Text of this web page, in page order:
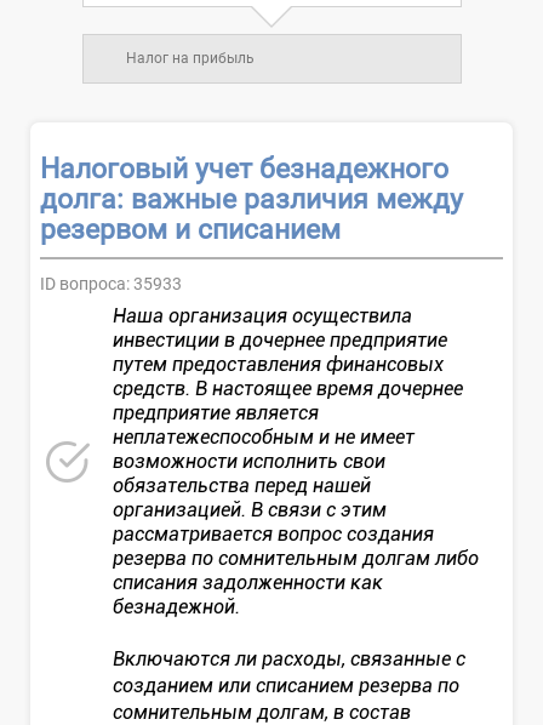
Налог на прибыль
Налоговый учет безнадежного
долга: важные различия между
резервом и списанием
ID вопроса:35933
Наша организация осуществила
инвестиции в дочернее предприятие
путем предоставления финансовых
средств. В настоящее время дочернее
предприятие является
неплатежеспособным и не имеет
возможности исполнить свои
обязательства перед нашей
организацией. В связи с этим
рассматривается вопрос создания
резерва по сомнительным долгам либо
списания задолженности как
безнадежной.
Включаются ли расходы, связанные с
созданием или списанием резерва по
сомнительным долгам, в состав